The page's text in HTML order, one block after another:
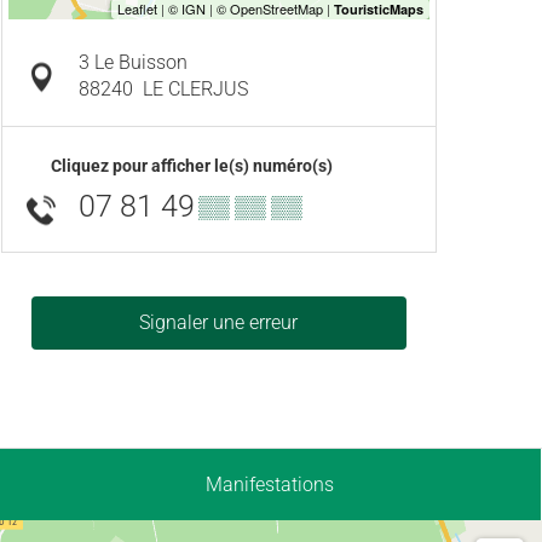
3 Le Buisson
88240 LE CLERJUS
Cliquez pour afficher le(s) numéro(s)
07 81 49▒▒ ▒▒ ▒▒
Signaler une erreur
Manifestations